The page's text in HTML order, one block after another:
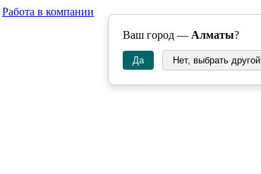
Ваш город — Алматы?
Да Нет, выбрать другой
Работа в компании